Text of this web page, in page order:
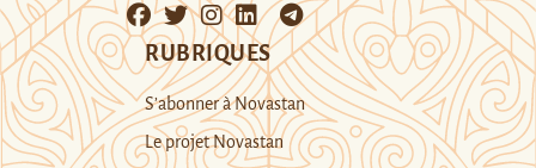
RUBRIQUES
S’abonner à Novastan
Le projet Novastan